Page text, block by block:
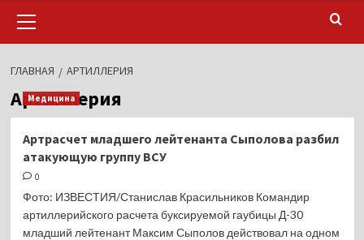
меню
ГЛАВНАЯ АРТИЛЛЕРИЯ
Артиллерия
Медицина
Артрасчет младшего лейтенанта Сыполова разбил
атакующую группу ВСУ
0
Фото: ИЗВЕСТИЯ/Станислав Красильников Командир
артиллерийского расчета буксируемой гаубицы Д-30
младший лейтенант Максим Сыполов действовал на одном